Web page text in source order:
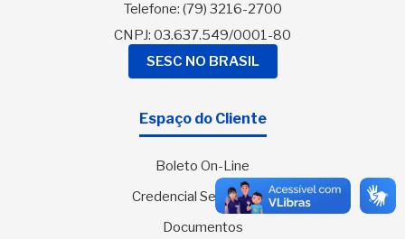
Telefone: (79) 3216-2700
CNPJ: 03.637.549/0001-80
SESC NO BRASIL
Espaço do Cliente
Boleto On-Line
Credencial Sesc Virtual
Documentos